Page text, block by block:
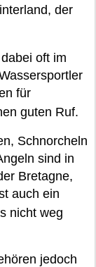
der
oft im
für
guten Ruf.
Schnorcheln
sind in
Bretagne,
auch ein
nicht weg
jedoch